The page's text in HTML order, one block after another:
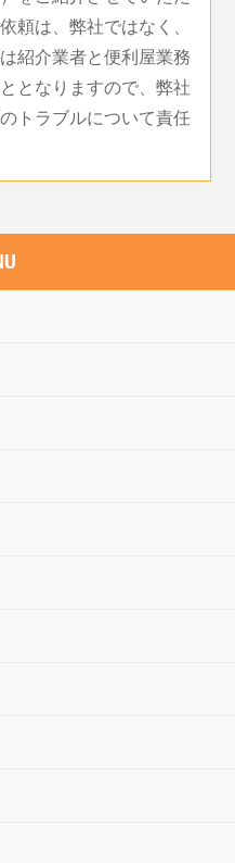
頼は、弊社ではなく、
紹介業者と便利屋業務
となりますので、弊社
トラブルについて責任